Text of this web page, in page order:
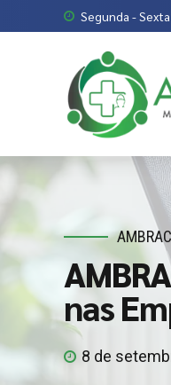
Segunda - Sexta
AMBRAC
nas
8 de